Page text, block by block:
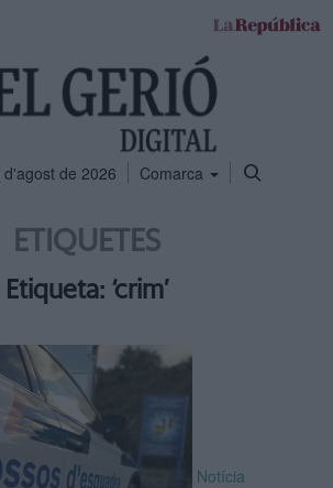
de 2026 Comarca
ETIQUETES
Etiqueta: ‘crim’
Notícia